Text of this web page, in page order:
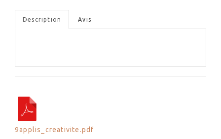
Description Avis
9applis_creativite.pdf